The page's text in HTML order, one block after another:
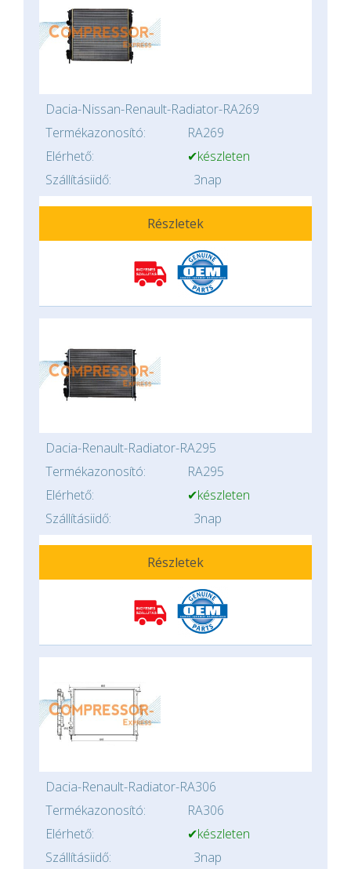
Dacia-Nissan-Renault-Radiator-RA269
Termékazonosító:
RA269
Elérhető:
✔készleten
Szállításiidő:
3nap
Részletek
Dacia-Renault-Radiator-RA295
Termékazonosító:
RA295
Elérhető:
✔készleten
Szállításiidő:
3nap
Részletek
Dacia-Renault-Radiator-RA306
Termékazonosító:
RA306
Elérhető:
✔készleten
Szállításiidő:
3nap